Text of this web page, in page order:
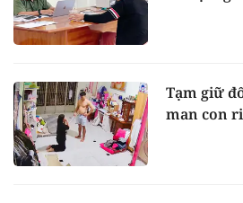
Tạm giữ
man con